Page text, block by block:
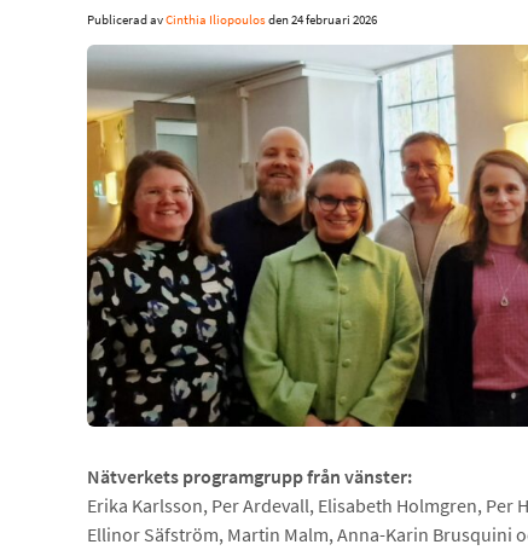
Publicerad avCinthia Iliopoulosden24 februari 2026
Nätverkets programgrupp från vänster:
Erika Karlsson, Per Ardevall, Elisabeth Holmgren, Per
Ellinor Säfström, Martin Malm, Anna-Karin Brusquini